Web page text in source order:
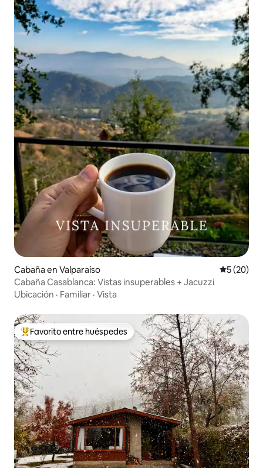
Cabaña en Valparaíso
5 (20)
Cabaña Casablanca: Vistas insuperables + Jacuzzi
Ubicación · Familiar · Vista
De los mejores en Favorito entre huéspedes
Favorito entre huéspedes